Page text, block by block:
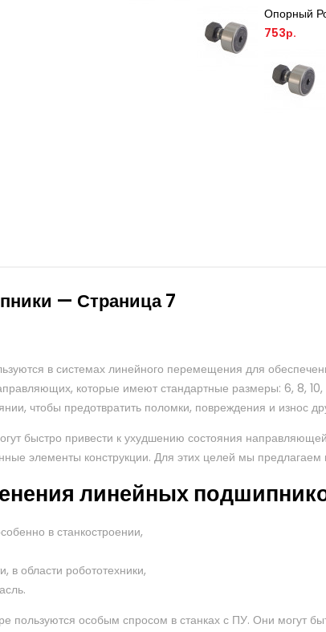
753р.
— Страница 7
в системах линейного перемещения для
которые имеют стандартные размеры: 6, 8,
чтобы предотвратить поломки, повреждения и износ
быстро привести к ухудшению состояния
элементы конструкции. Для этих целей мы
линейных
в станкостроении,
в области робототехники,
пользуются особым спросом в станках с ПУ. Они могут